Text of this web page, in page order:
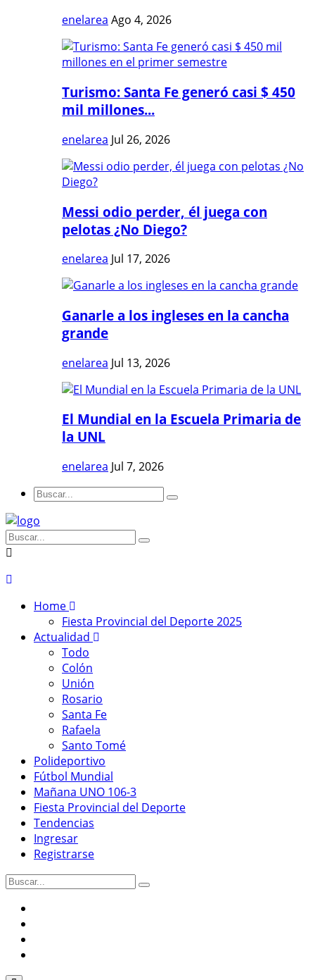
enelarea Ago 4, 2026
Turismo: Santa Fe generó casi $ 450
mil millones...
enelarea Jul 26, 2026
Messi odio perder, él juega con
pelotas ¿No Diego?
enelarea Jul 17, 2026
Ganarle a los ingleses en la cancha
grande
enelarea Jul 13, 2026
El Mundial en la Escuela Primaria de
la UNL
enelarea Jul 7, 2026
Home
Fiesta Provincial del Deporte 2025
Actualidad
Todo
Colón
Unión
Rosario
Santa Fe
Rafaela
Santo Tomé
Polideportivo
Fútbol Mundial
Mañana UNO 106-3
Fiesta Provincial del Deporte
Tendencias
Ingresar
Registrarse